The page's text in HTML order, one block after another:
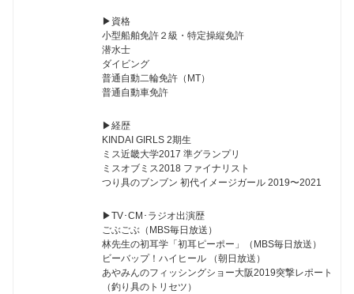
▶︎資格
小型船舶免許２級・特定操縦免許
潜水士
ダイビング
普通自動二輪免許（MT）
普通自動車免許
▶︎経歴
KINDAI GIRLS 2期生
ミス近畿大学2017 準グランプリ
ミスオブミス2018 ファイナリスト
つり具のブンブン 初代イメージガール 2019〜2021
▶︎TV･CM･ラジオ出演歴
ごぶごぶ（MBS毎日放送）
林先生の初耳学「初耳ピーポー」（MBS毎日放送）
ビーバップ！ハイヒール （朝日放送）
あやみんのフィッシングショー大阪2019突撃レポート
（釣り具のトリセツ）